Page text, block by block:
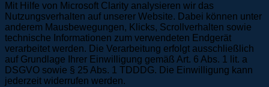
Mit Hilfe von Microsoft Clarity analysieren wir das
Nutzungsverhalten auf unserer Website. Dabei können unter
anderem Mausbewegungen, Klicks, Scrollverhalten sowie
technische Informationen zum verwendeten Endgerät
verarbeitet werden. Die Verarbeitung erfolgt ausschließlich
auf Grundlage Ihrer Einwilligung gemäß Art. 6 Abs. 1 lit. a
DSGVO sowie § 25 Abs. 1 TDDDG. Die Einwilligung kann
jederzeit widerrufen werden.